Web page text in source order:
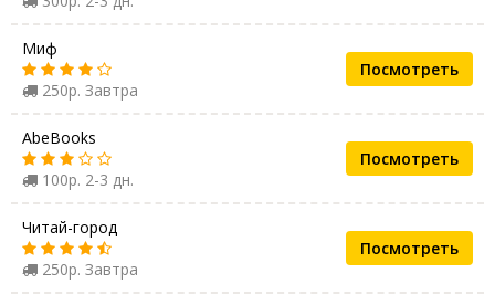
Миф
250р. Завтра
Посмотреть
AbeBooks
100р. 2-3 дн.
Посмотреть
Читай-город
250р. Завтра
Посмотреть